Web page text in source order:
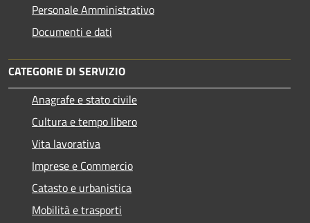
Personale Amministrativo
Documenti e dati
CATEGORIE DI SERVIZIO
Anagrafe e stato civile
Cultura e tempo libero
Vita lavorativa
Imprese e Commercio
Catasto e urbanistica
Mobilità e trasporti